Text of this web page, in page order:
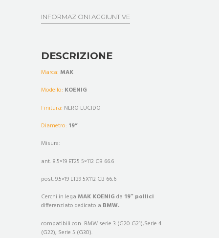
INFORMAZIONI AGGIUNTIVE
DESCRIZIONE
Marca: MAK
Modello: KOENIG
Finitura: NERO LUCIDO
Diametro: 19”
Misure:
ant. 8.5×19 ET25 5×112 CB 66.6
post. 9.5×19 ET39 5X112 CB 66,6
Cerchi in lega MAK KOENIG da 19″ pollici
differenziato dedicato a BMW.
compatibili con: BMW serie 3 (G20 G21),Serie 4
(G22), Serie 5 (G30).